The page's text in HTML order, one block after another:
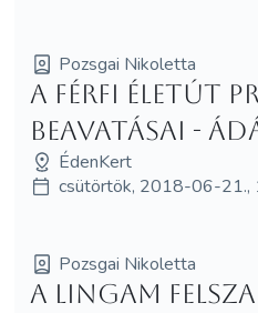
Pozsgai Nikoletta
A Férfi életút
beavatásai -
ÉdenKert
csütörtök, 2018-06-21.,
Pozsgai Nikoletta
A Lingam